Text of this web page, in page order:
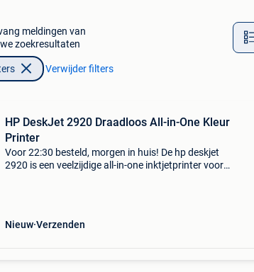
meldingen van
zoekresultaten
Verwijder filters
HP DeskJet 2920 Draadloos All-in-One Kleur
Printer
Voor 22:30 besteld, morgen in huis! De hp deskjet
2920 is een veelzijdige all-in-one inktjetprinter voor
Nieuw Verzenden